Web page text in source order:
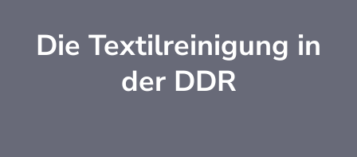
Die Textilreinigung in
der DDR